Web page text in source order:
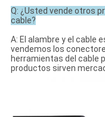
Q: ¿Usted vende otros
cable?
A: El alambre y el cable
vendemos los
herramientas del cable
productos sirven